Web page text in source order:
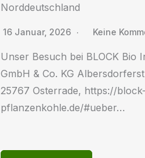
Norddeutschland
16 Januar, 2026 Keine
Unser Besuch bei BLOCK Bio
GmbH & Co. KG
25767 Osterrade, https://block-
pflanzenkohle.de/#ueber…